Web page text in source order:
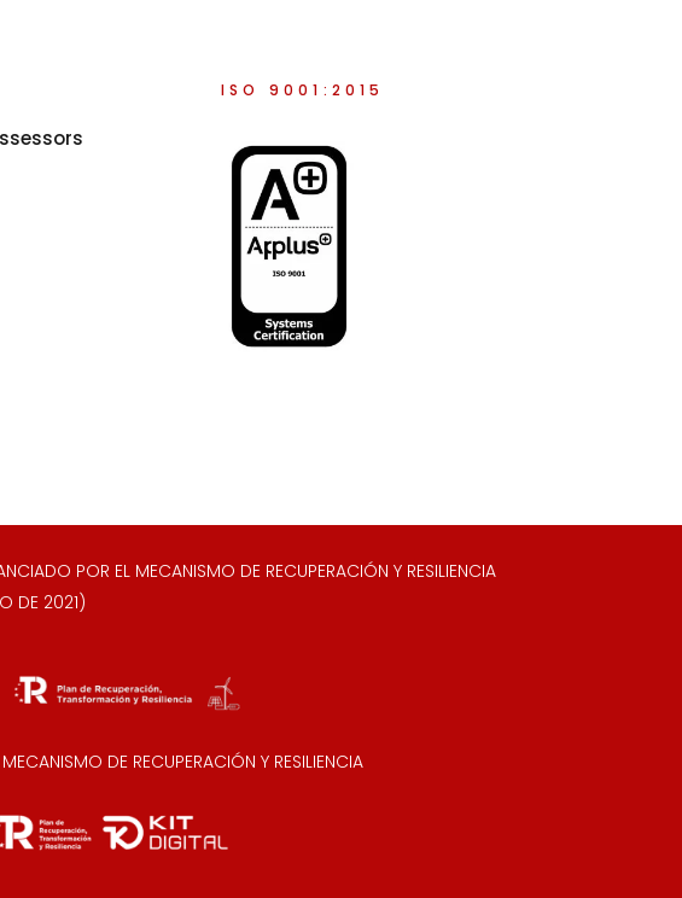
ISO 9001:2015
POR EL MECANISMO DE RECUPERACIÓN Y RESILIENCIA
DE 2021)
DE RECUPERACIÓN Y RESILIENCIA